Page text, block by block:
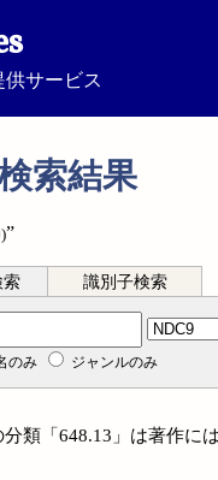
サービス
索結果
”
索 識別子検索
のみ ジャンルのみ
分類「648.13」は著作に